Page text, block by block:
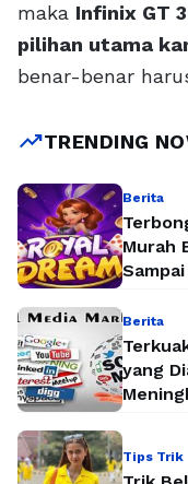
maka Infinix GT
pilihan utama
benar-benar
trending_upTRENDING
Berita
Murah
Berita
yang
Tips Trik